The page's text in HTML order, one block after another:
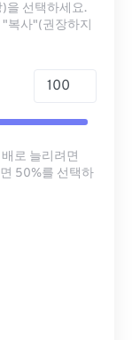
을 선택하세요.
복사"(권장하지
로 늘리려면
50%를 선택하